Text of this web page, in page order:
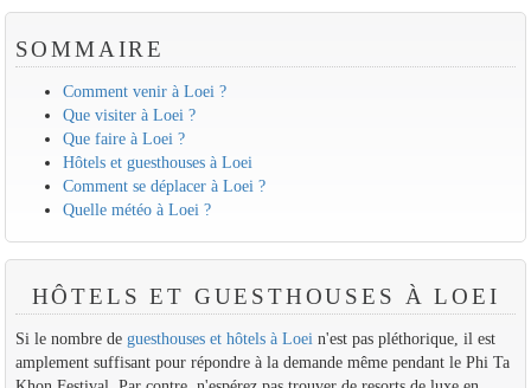
SOMMAIRE
Comment venir à Loei ?
Que visiter à Loei ?
Que faire à Loei ?
Hôtels et guesthouses à Loei
Comment se déplacer à Loei ?
Quelle météo à Loei ?
HÔTELS ET GUESTHOUSES À LOEI
Si le nombre de guesthouses et hôtels à Loei n'est pas pléthorique, il est
amplement suffisant pour répondre à la demande même pendant le Phi Ta